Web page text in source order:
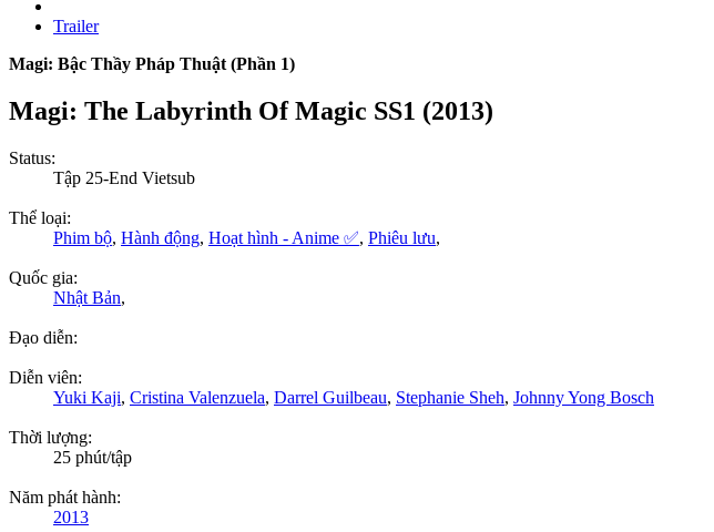
Trailer
Magi: Bậc Thầy Pháp Thuật (Phần 1)
Magi: The Labyrinth Of Magic SS1 (2013)
Status:
Tập 25-End Vietsub
Thể loại:
Phim bộ, Hành động, Hoạt hình - Anime ✅, Phiêu lưu,
Quốc gia:
Nhật Bản,
Đạo diễn:
Diễn viên:
Yuki Kaji, Cristina Valenzuela, Darrel Guilbeau, Stephanie Sheh, Johnny Yong Bosch
Thời lượng:
25 phút/tập
Năm phát hành:
2013